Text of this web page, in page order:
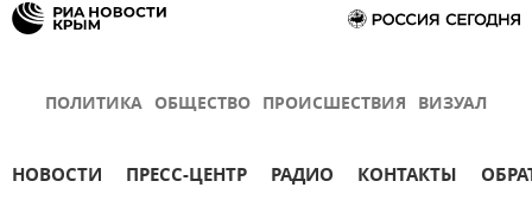
ПОЛИТИКА ОБЩЕСТВО ПРОИСШЕСТВИЯ ВИЗУАЛ
НОВОСТИ ПРЕСС-ЦЕНТР РАДИО КОНТАКТЫ